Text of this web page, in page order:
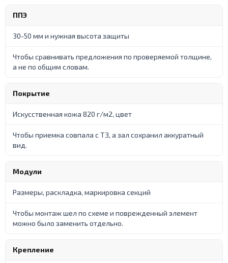
ППЭ
30-50 мм и нужная высота защиты
Чтобы сравнивать предложения по проверяемой толщине,
а не по общим словам.
Покрытие
Искусственная кожа 820 г/м2, цвет
Чтобы приемка совпала с ТЗ, а зал сохранил аккуратный
вид.
Модули
Размеры, раскладка, маркировка секций
Чтобы монтаж шел по схеме и поврежденный элемент
можно было заменить отдельно.
Крепление